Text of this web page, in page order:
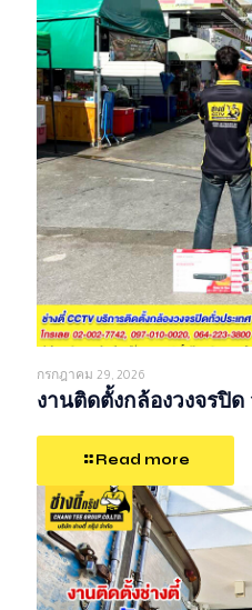
กรกฎาคม 29, 2026
งานติดตั้งกล้องวงจรปิด
Read more